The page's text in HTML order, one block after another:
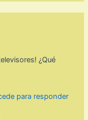
¿Qué
para responder